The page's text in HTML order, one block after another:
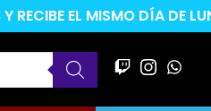
RECIBE EL MISMO DÍA DE